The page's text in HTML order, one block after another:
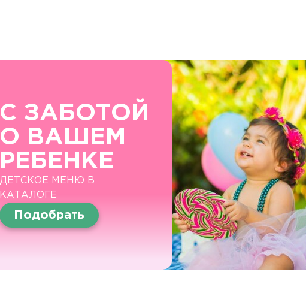
С ЗАБОТОЙ
О ВАШЕМ
РЕБЕНКЕ
ДЕТСКОЕ МЕНЮ В
КАТАЛОГЕ
Подобрать